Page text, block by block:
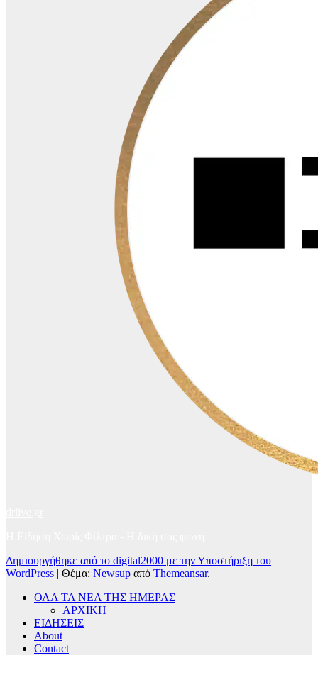
Δημιουργήθηκε από το digital2000 με την Υποστήριξη του
WordPress | Θέμα: Newsup από Themeansar.
ΟΛΑ ΤΑ ΝΕΑ ΤΗΣ ΗΜΕΡΑΣ
ΑΡΧΙΚΗ
ΕΙΔΗΣΕΙΣ
About
Contact